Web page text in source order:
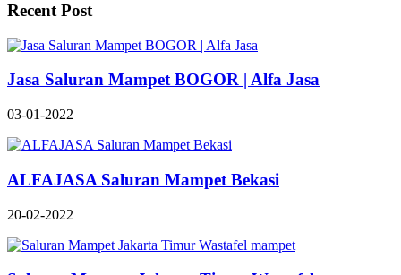
Recent Post
Jasa Saluran Mampet BOGOR | Alfa Jasa
03-01-2022
ALFAJASA Saluran Mampet Bekasi
20-02-2022